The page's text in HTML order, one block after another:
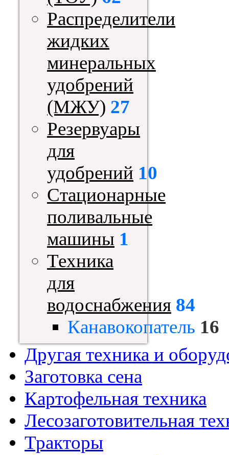
Распределители
жидких
минеральных
удобрений
(МЖУ) 27
Резервуары
для
удобрений 10
Стационарные
поливальные
машины 1
Техника
для
водоснабжения 84
Канавокопатель 16
Другая техника и
Заготовка сена
Картофельная техника
Лесозаготовительная
Тракторы